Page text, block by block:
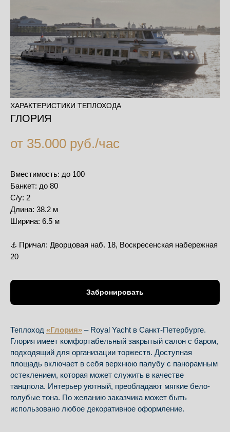
ХАРАКТЕРИСТИКИ ТЕПЛОХОДА
ГЛОРИЯ
от 35.000 руб./час
Вместимость: до 100
Банкет: до 80
С/у: 2
Длина: 38.2 м
Ширина: 6.5 м
⚓️ Причал: Дворцовая наб. 18, Воскресенская набережная
20
Забронировать
Теплоход «Глория» – Royal Yacht в Санкт-Петербурге.
Глория имеет комфортабельный закрытый салон с баром,
подходящий для организации торжеств. Доступная
площадь включает в себя верхнюю палубу с панорамным
остеклением, которая может служить в качестве
танцпола. Интерьер уютный, преобладают мягкие бело-
голубые тона. По желанию заказчика может быть
использовано любое декоративное оформление.